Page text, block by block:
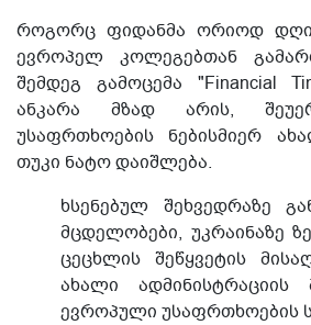
როგორც ფიდანმა ორიოდ
ევროპელ კოლეგებთან
შემდეგ გამოცემა "Financial
ანკარა მზად არის,
უსაფრთხოების ნებისმიერ
თუკი ნატო დაიშლება.
ხსენებულ შეხვედრაზე
მცდელობები, უკრაინაზე
ცეცხლის შეწყვეტის
ახალი ადმინისტრაციის
ევროპული უსაფრთხოების